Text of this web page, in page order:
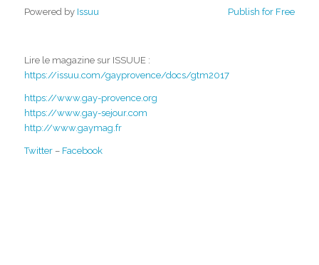
Powered by Issuu Publish for Free
Lire le magazine sur ISSUUE :
https://issuu.com/gayprovence/docs/gtm2017
https://www.gay-provence.org
https://www.gay-sejour.com
http://www.gaymag.fr
Twitter– Facebook